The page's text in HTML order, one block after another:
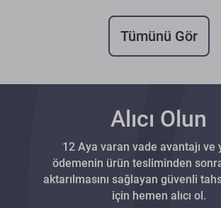
Tümünü Gör
Alıcı Olun
12 Aya varan vade avantajı ve
ödemenin ürün tesliminden sonra
aktarılmasını sağlayan güvenli
için hemen alıcı ol.